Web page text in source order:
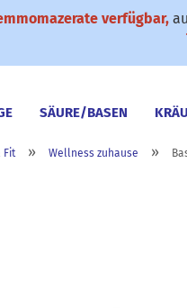
verfügbar,
SÄURE/BASEN
Fit » Wellness zuhause »